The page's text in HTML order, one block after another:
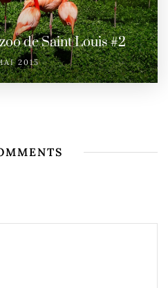
de Saint Louis #2
2015